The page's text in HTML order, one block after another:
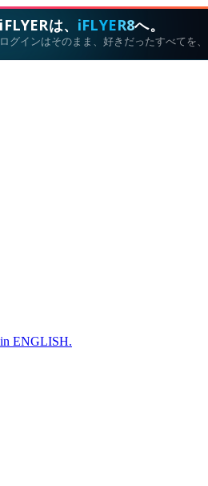
iFLYERは、 iFLYER8へ。
ログインはそのまま、好きだったすべてを
ENGLISH.